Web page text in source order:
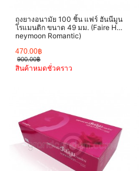
ถุงยางอนามัย 100 ชิ้น แฟร์ ฮันนีมูน
โรแมนติก ขนาด 49 มม. (Faire Ho
neymoon Romantic)
470.00฿
900.00฿
สินค้าหมดชั่วคราว